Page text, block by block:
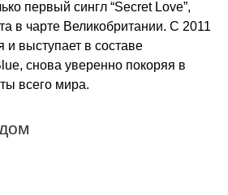
первый сингл “Secret Love”,
в чарте Великобритании. С 2011
и выступает в составе
, снова уверенно покоряя в
всего мира.